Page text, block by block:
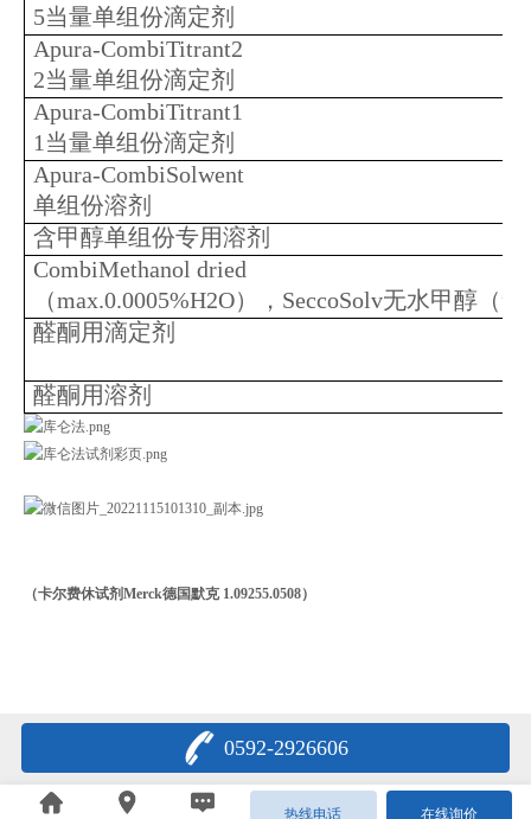
5当量单组份滴定剂
Apura-CombiTitrant2
2当量单组份滴定剂
Apura-CombiTitrant1
1当量单组份滴定剂
Apura-CombiSolwent
单组份溶剂
含甲醇单组份专用溶剂
CombiMethanol dried
（max.0.0005%H2O），SeccoSolv无水甲醇（
醛酮用滴定剂
醛酮用溶剂
（卡尔费休试剂Merck德国默克 1.09255.0508）
0592-2926606
热线电话 在线询价